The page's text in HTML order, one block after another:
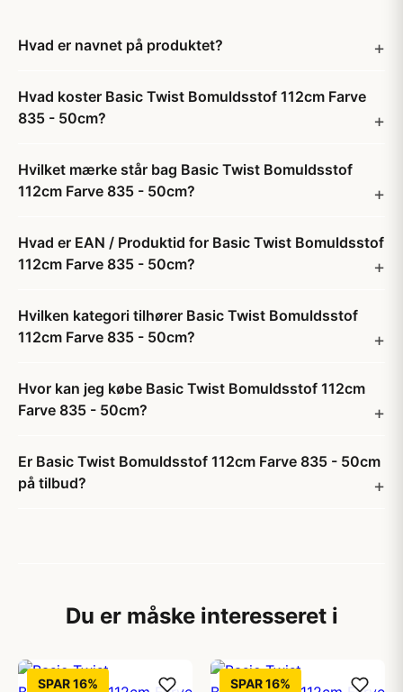
Hvad er navnet på produktet?
Hvad koster Basic Twist Bomuldsstof 112cm Farve
835 - 50cm?
Hvilket mærke står bag Basic Twist Bomuldsstof
112cm Farve 835 - 50cm?
Hvad er EAN / Produktid for Basic Twist Bomuldsstof
112cm Farve 835 - 50cm?
Hvilken kategori tilhører Basic Twist Bomuldsstof
112cm Farve 835 - 50cm?
Hvor kan jeg købe Basic Twist Bomuldsstof 112cm
Farve 835 - 50cm?
Er Basic Twist Bomuldsstof 112cm Farve 835 - 50cm
på tilbud?
Du er måske interesseret i
SPAR 16% SPAR 16%